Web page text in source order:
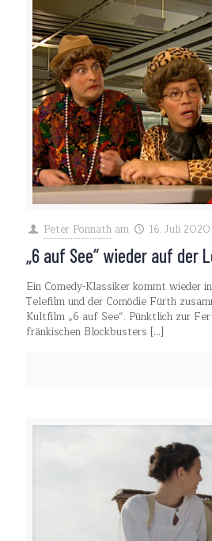
Peter Ponnath am 16. Juli 2020
„6 auf See“ wieder auf der
Ein Comedy-Klassiker kommt wieder
Telefilm und der Comödie Fürth
Kultfilm „6 auf See“. Pünktlich zur
fränkischen Blockbusters […]